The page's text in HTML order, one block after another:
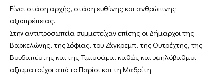
Είναι στάση αρχής, στάση ευθύνης και ανθρώπινης
αξιοπρέπειας.
Στην αντιπροσωπεία συμμετείχαν επίσης οι Δήμαρχοι της
Βαρκελώνης, της Σόφιας, του Ζάγκρεμπ, της Ουτρέχτης, της
Βουδαπέστης και της Τιμισοάρα, καθώς και υψηλόβαθμοι
αξιωματούχοι από το Παρίσι και τη Μαδρίτη.